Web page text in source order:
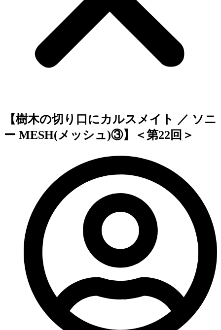
【樹木の切り口にカルスメイト ／ ソニ
ー MESH(メッシュ)③】＜第22回＞